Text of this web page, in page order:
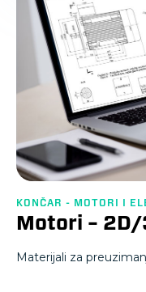
KONČAR - MOTORI I
Motori –
Materijali za